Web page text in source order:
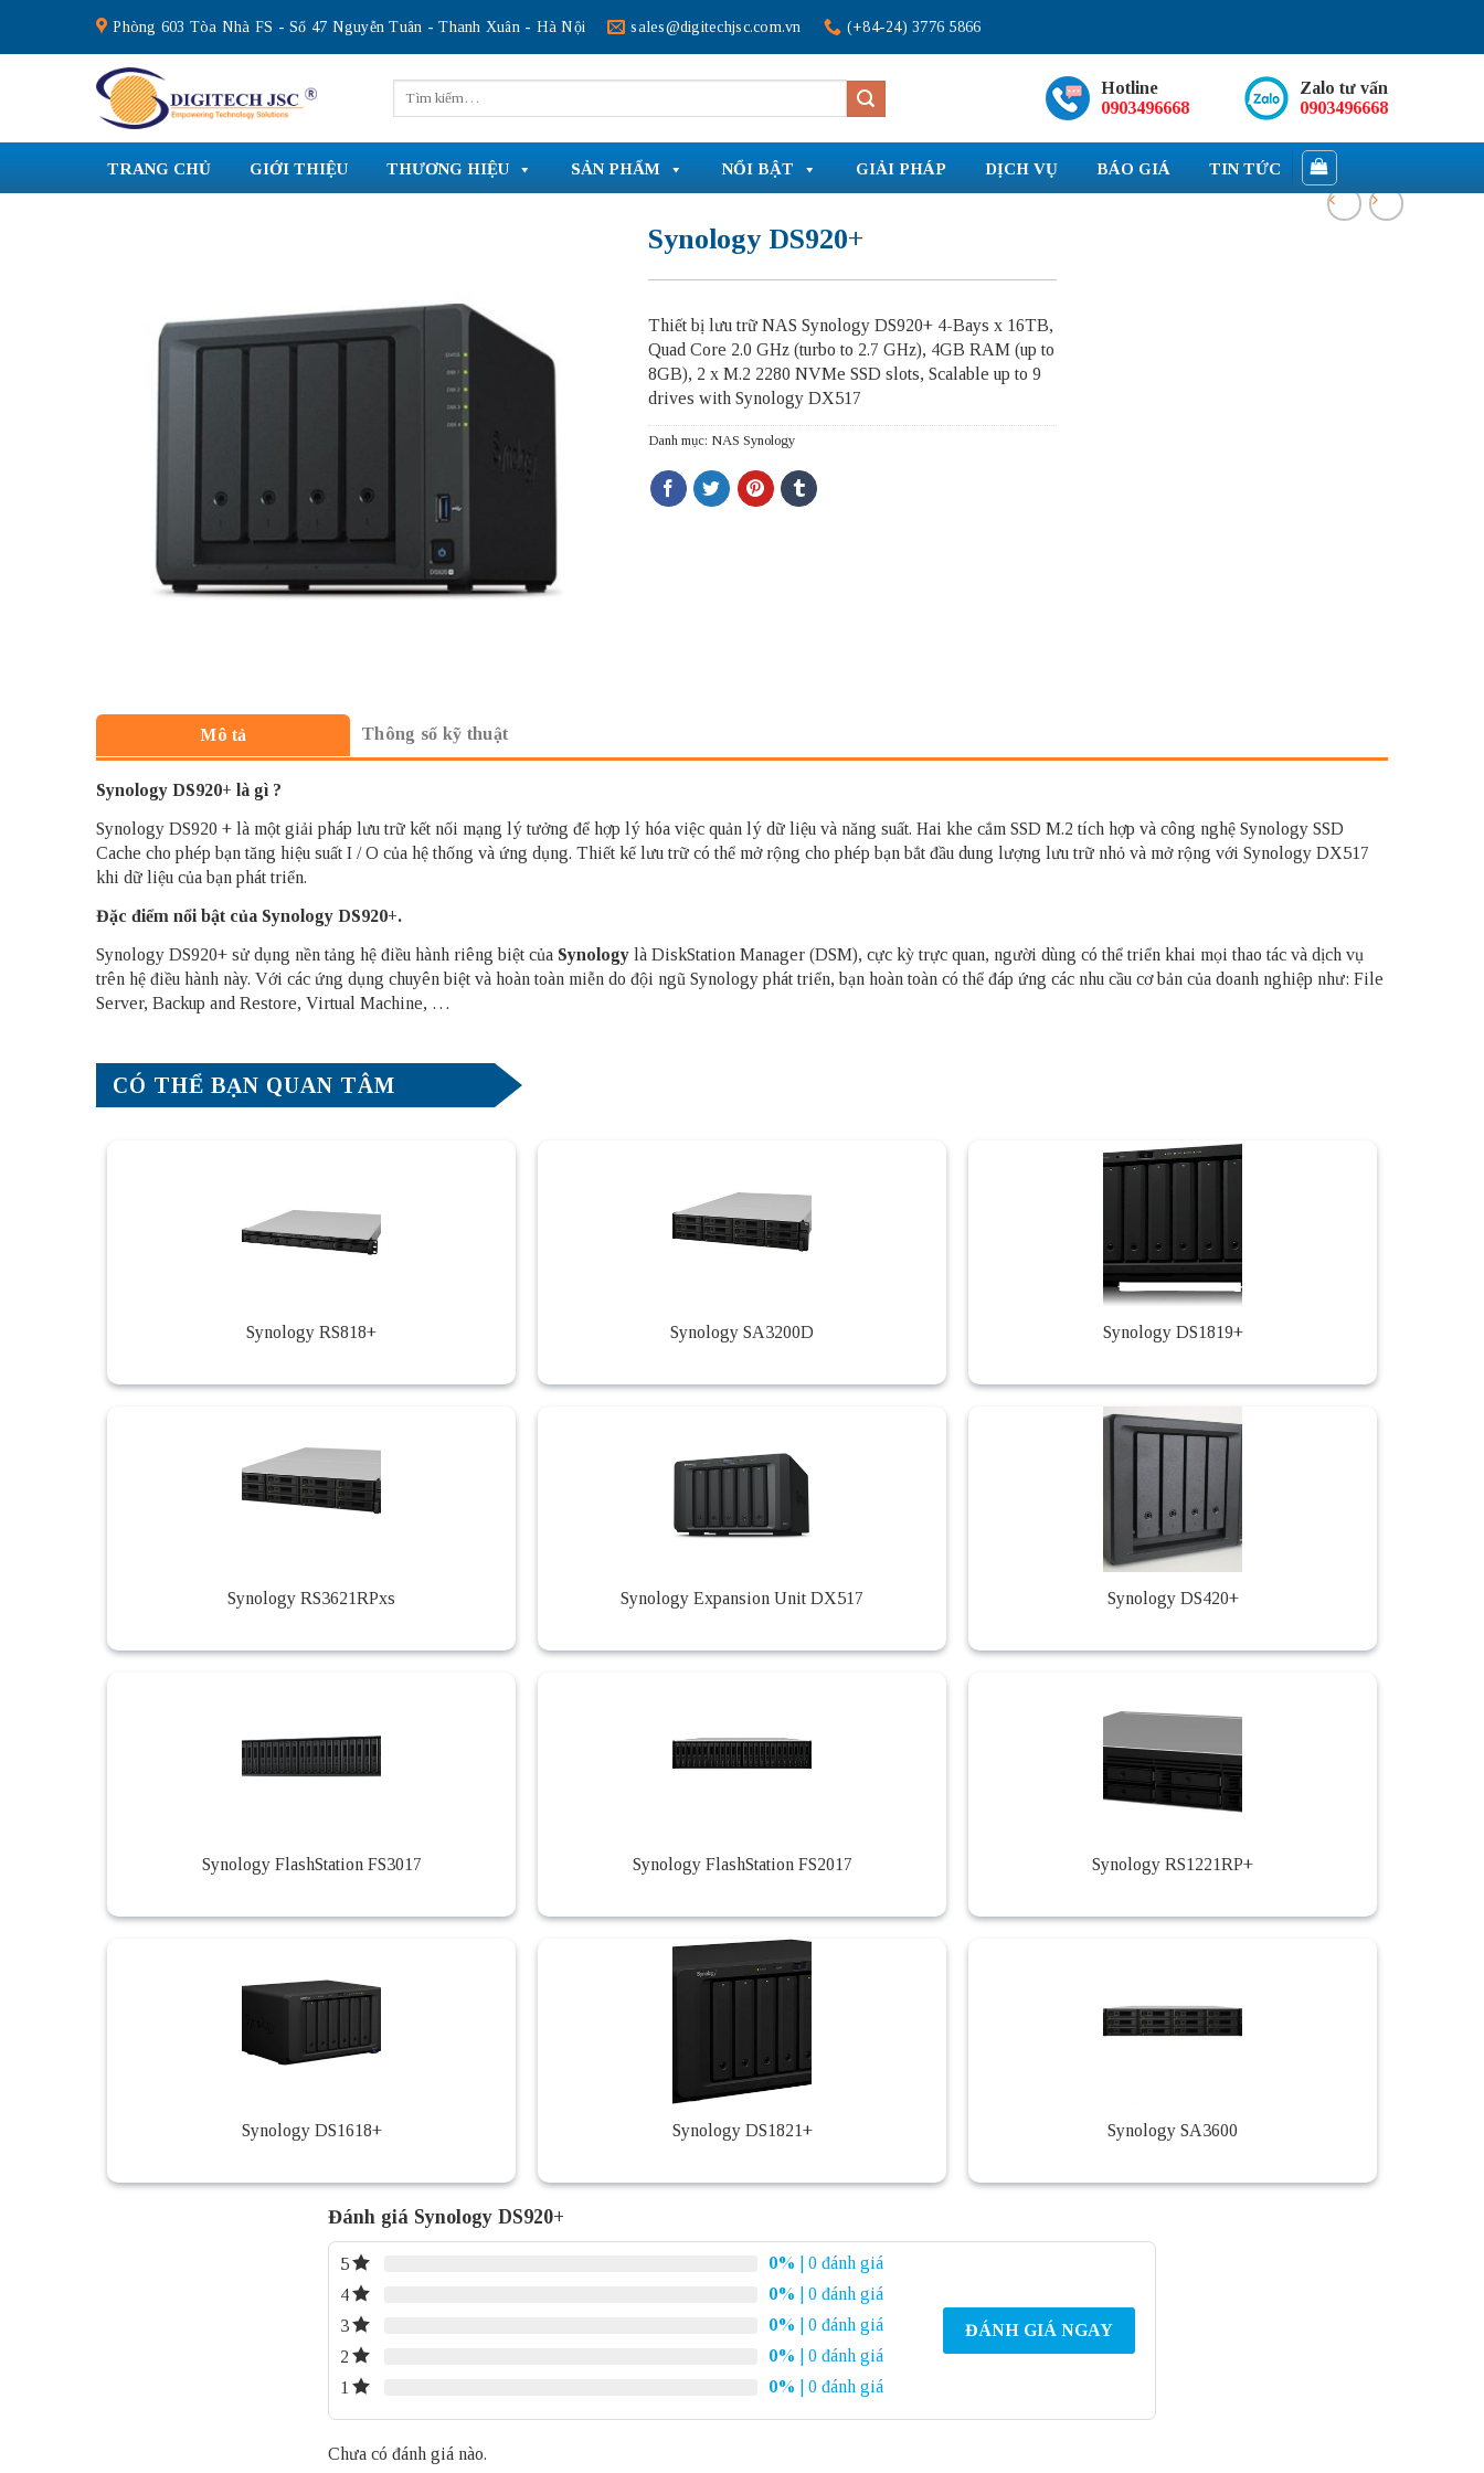
content
Phòng 603 Tòa Nhà FS - Số 47 Nguyễn Tuân - Thanh Xuân - Hà Nội sales@digitechjsc.com.vn (+84-24) 3776 5866
kiếm:
Hotline
0903496668
Zalo tư vấn
0903496668
TRANG CHỦ GIỚI THIỆU THƯƠNG HIỆU SẢN PHẨM NỔI BẬT GIẢI PHÁP DỊCH VỤ BÁO GIÁ TIN TỨC
Synology DS920+
Thiết bị lưu trữ NAS Synology DS920+ 4-Bays x 16TB,
Quad Core 2.0 GHz (turbo to 2.7 GHz), 4GB RAM (up to
8GB), 2 x M.2 2280 NVMe SSD slots, Scalable up to 9
drives with Synology DX517
Danh mục: NAS Synology
Mô tả Thông số kỹ thuật
Synology DS920+ là gì ?
Synology DS920 + là một giải pháp lưu trữ kết nối mạng lý tưởng để hợp lý hóa việc quản lý dữ liệu và năng suất. Hai khe cắm SSD M.2 tích hợp và công nghệ Synology SSD
Cache cho phép bạn tăng hiệu suất I / O của hệ thống và ứng dụng. Thiết kế lưu trữ có thể mở rộng cho phép bạn bắt đầu dung lượng lưu trữ nhỏ và mở rộng với Synology DX517
khi dữ liệu của bạn phát triển.
Đặc điểm nổi bật của Synology DS920+.
Synology DS920+ sử dụng nền tảng hệ điều hành riêng biệt của Synology là DiskStation Manager (DSM), cực kỳ trực quan, người dùng có thể triển khai mọi thao tác và dịch vụ
trên hệ điều hành này. Với các ứng dụng chuyên biệt và hoàn toàn miễn do đội ngũ Synology phát triển, bạn hoàn toàn có thể đáp ứng các nhu cầu cơ bản của doanh nghiệp như: File
Server, Backup and Restore, Virtual Machine, …
CÓ THỂ BẠN QUAN TÂM
Synology RS818+ Synology SA3200D Synology DS1819+
Synology RS3621RPxs Synology Expansion Unit DX517 Synology DS420+
Synology FlashStation FS3017 Synology FlashStation FS2017 Synology RS1221RP+
Synology DS1618+ Synology DS1821+ Synology SA3600
Đánh giá Synology DS920+
5 0%
| 0 đánh giá
4
0%
| 0 đánh giá
3
0%
| 0 đánh giá
2
0%
| 0 đánh giá
1
0% | 0 đánh giá
ĐÁNH GIÁ NGAY
Chưa có đánh giá nào.